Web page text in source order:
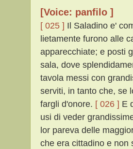
[Voice: panfilo ]
[ 025 ] Il Saladino e'
lietamente furono alle
apparecchiate; e posti
sala, dove
tavola messi con
serviti, in tanto che, se
fargli d'onore. [ 026 ] E
usi di veder
lor pareva delle
che era cittadino e non